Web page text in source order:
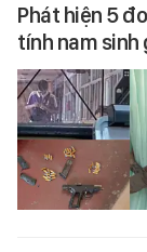
Phát hiện 5
tính nam sinh